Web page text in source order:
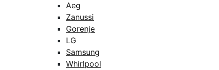
Aeg
Zanussi
Gorenje
LG
Samsung
Whirlpool